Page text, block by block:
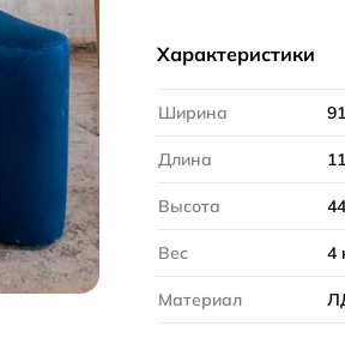
Характеристики
Ширина
Длина
Высота
Вес 4
Материал